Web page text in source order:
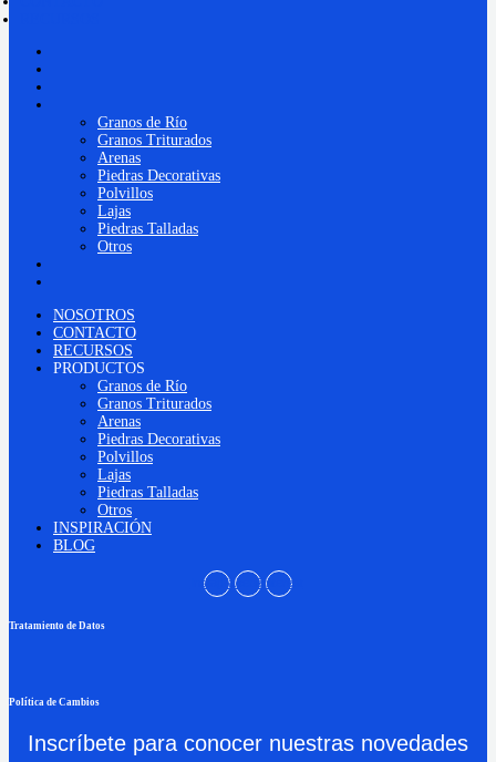
Granos de Río
Granos Triturados
Arenas
Piedras Decorativas
Polvillos
Lajas
Piedras Talladas
Otros
NOSOTROS
CONTACTO
RECURSOS
PRODUCTOS
Granos de Río
Granos Triturados
Arenas
Piedras Decorativas
Polvillos
Lajas
Piedras Talladas
Otros
INSPIRACIÓN
BLOG
InstagramFacebookPinterest
Tratamiento de Datos
Política de Cambios
Inscríbete para conocer nuestras novedades